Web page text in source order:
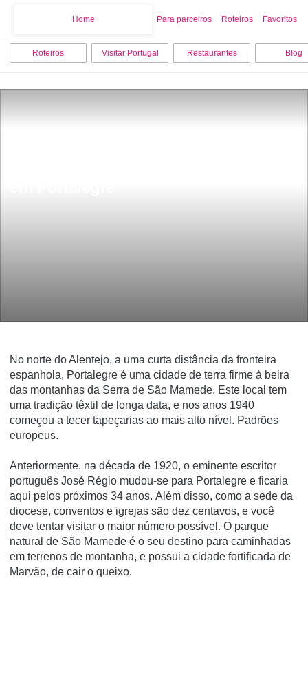
Home Para parceiros Roteiros Favoritos
Roteiros Visitar Portugal Restaurantes Blog
No norte do Alentejo, a uma curta distância da fronteira
espanhola, Portalegre é uma cidade de terra firme à beira
das montanhas da Serra de São Mamede. Este local tem
uma tradição têxtil de longa data, e nos anos 1940
começou a tecer tapeçarias ao mais alto nível. Padrões
europeus.
Anteriormente, na década de 1920, o eminente escritor
português José Régio mudou-se para Portalegre e ficaria
aqui pelos próximos 34 anos. Além disso, como a sede da
diocese, conventos e igrejas são dez centavos, e você
deve tentar visitar o maior número possível. O parque
natural de São Mamede é o seu destino para caminhadas
em terrenos de montanha, e possui a cidade fortificada de
Marvão, de cair o queixo.